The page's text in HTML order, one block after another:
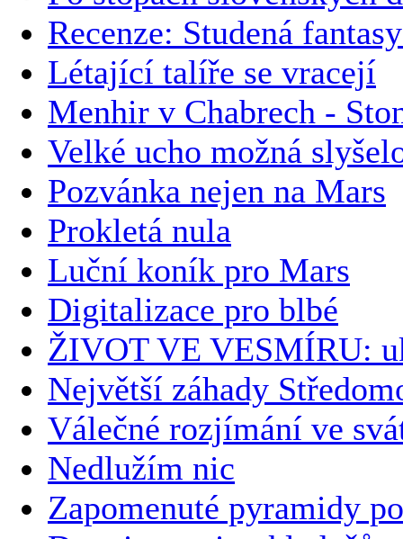
Recenze: Studená
Létající talíře se vracejí
Menhir v Chabrech -
Velké ucho možná
Pozvánka nejen na Mars
Prokletá nula
Luční koník pro Mars
Digitalizace pro blbé
ŽIVOT VE VESMÍRU:
Největší záhady
Válečné rozjímání ve
Nedlužím nic
Zapomenuté pyramidy